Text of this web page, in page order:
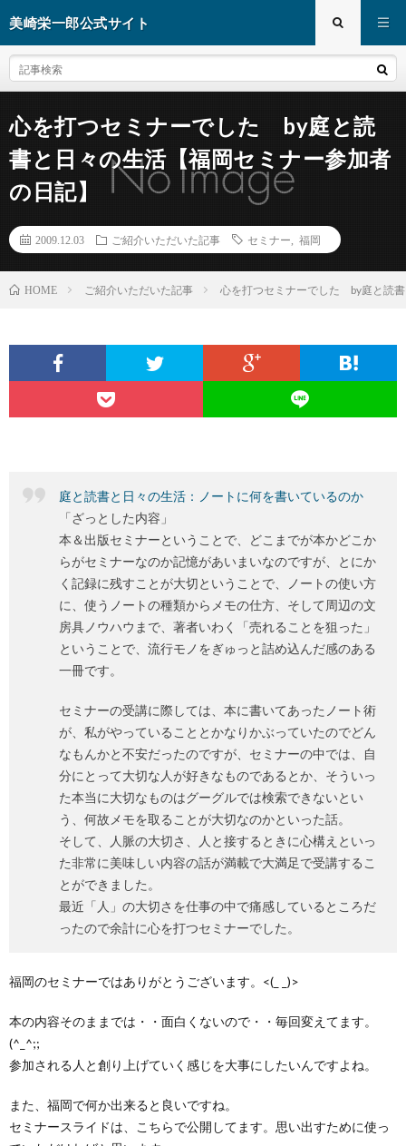
美崎栄一郎公式サイト
心を打つセミナーでした by庭と読
書と日々の生活【福岡セミナー参加者
の日記】
2009.12.03 ご紹介いただいた記事 セミナー 福岡
HOME ご紹介いただいた記事 心を打つセミナーでした by庭と読
庭と読書と日々の生活：ノートに何を書いているのか
「ざっとした内容」
本＆出版セミナーということで、どこまでが本かどこか
らがセミナーなのか記憶があいまいなのですが、とにか
く記録に残すことが大切ということで、ノートの使い方
に、使うノートの種類からメモの仕方、そして周辺の文
房具ノウハウまで、著者いわく「売れることを狙った」
ということで、流行モノをぎゅっと詰め込んだ感のある
一冊です。
セミナーの受講に際しては、本に書いてあったノート術
が、私がやっていることとかなりかぶっていたのでどん
なもんかと不安だったのですが、セミナーの中では、自
分にとって大切な人が好きなものであるとか、そういっ
た本当に大切なものはグーグルでは検索できないとい
う、何故メモを取ることが大切なのかといった話。
そして、人脈の大切さ、人と接するときに心構えといっ
た非常に美味しい内容の話が満載で大満足で受講するこ
とができました。
最近「人」の大切さを仕事の中で痛感しているところだ
ったので余計に心を打つセミナーでした。
福岡のセミナーではありがとうございます。<(_ _)>
本の内容そのままでは・・面白くないので・・毎回変えてます。
(^_^;;
参加される人と創り上げていく感じを大事にしたいんですよね。
また、福岡で何か出来ると良いですね。
セミナースライドは、こちらで公開してます。思い出すために使っ